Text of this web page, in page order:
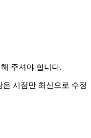
주셔야 합니다.
시점만 최신으로 수정